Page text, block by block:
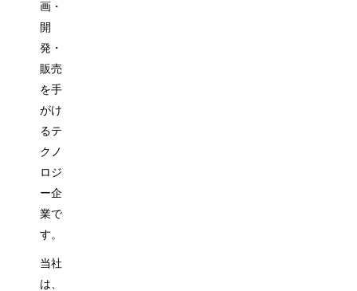
画・
開
発・
販売
を手
がけ
るテ
クノ
ロジ
ー企
業で
す。
当社
は、